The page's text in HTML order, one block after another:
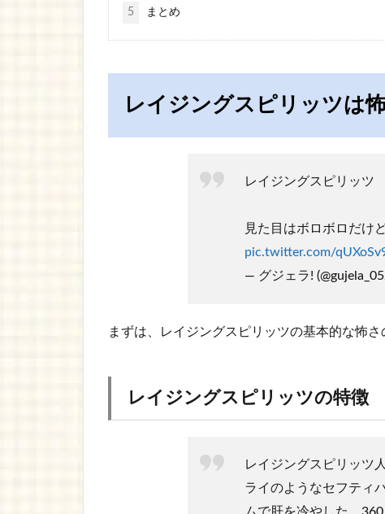
5 まとめ
レイジングスピリッツは
レイジングスピリッツ
見た目はボロボロだけ
pic.twitter.com/
— グジェラ!
まずは、レイジングスピリッツの基本的な怖さ
レイジングスピリッツの特徴
レイジングスピリッツ
ライのようなセフティ